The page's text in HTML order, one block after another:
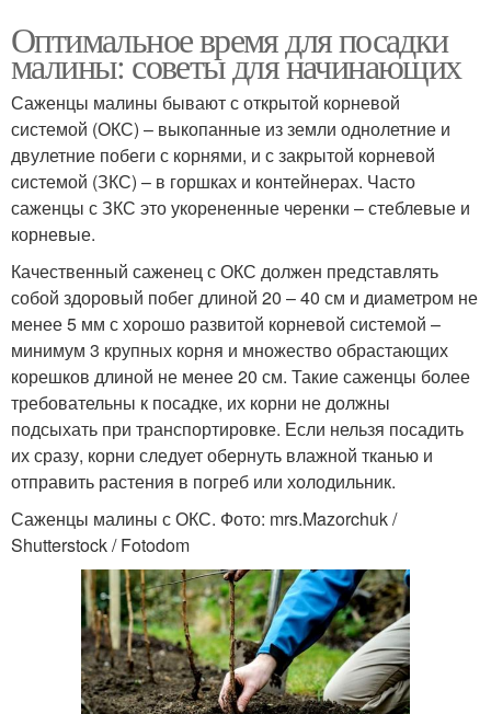
Оптимальное время для посадки
малины: советы для начинающих
Саженцы малины бывают с открытой корневой
системой (ОКС) – выкопанные из земли однолетние и
двулетние побеги с корнями, и с закрытой корневой
системой (ЗКС) – в горшках и контейнерах. Часто
саженцы с ЗКС это укорененные черенки – стеблевые и
корневые.
Качественный саженец с ОКС должен представлять
собой здоровый побег длиной 20 – 40 см и диаметром не
менее 5 мм с хорошо развитой корневой системой –
минимум 3 крупных корня и множество обрастающих
корешков длиной не менее 20 см. Такие саженцы более
требовательны к посадке, их корни не должны
подсыхать при транспортировке. Если нельзя посадить
их сразу, корни следует обернуть влажной тканью и
отправить растения в погреб или холодильник.
Саженцы малины с ОКС. Фото: mrs.Mazorchuk /
Shutterstock / Fotodom